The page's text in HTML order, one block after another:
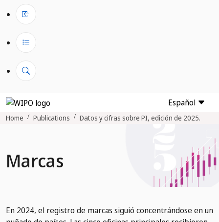
Español
Home Publications Datos y cifras sobre PI, edición de 2025.
Marcas
En 2024, el registro de marcas siguió concentrándose en un